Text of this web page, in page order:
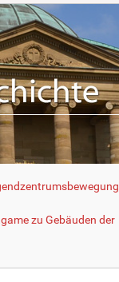
zu Gebäuden der